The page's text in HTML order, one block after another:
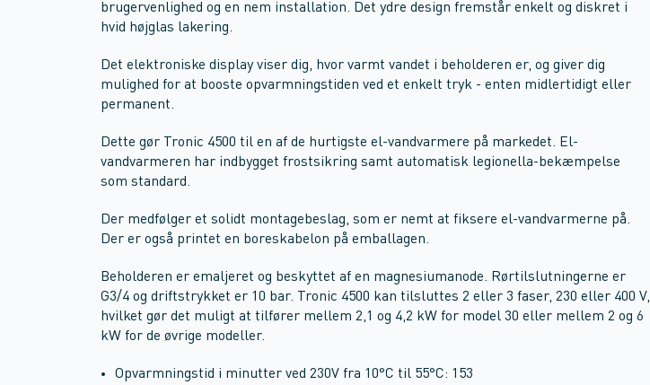
brugervenlighed og en nem installation. Det ydre design fremstår enkelt og diskret i
hvid højglas lakering.
Det elektroniske display viser dig, hvor varmt vandet i beholderen er, og giver dig
mulighed for at booste opvarmningstiden ved et enkelt tryk - enten midlertidigt eller
permanent.
Dette gør Tronic 4500 til en af de hurtigste el-vandvarmere på markedet. El-
vandvarmeren har indbygget frostsikring samt automatisk legionella-bekæmpelse
som standard.
Der medfølger et solidt montagebeslag, som er nemt at fiksere el-vandvarmerne på.
Der er også printet en boreskabelon på emballagen.
Beholderen er emaljeret og beskyttet af en magnesiumanode. Rørtilslutningerne er
G3/4 og driftstrykket er 10 bar. Tronic 4500 kan tilsluttes 2 eller 3 faser, 230 eller 400 V,
hvilket gør det muligt at tilfører mellem 2,1 og 4,2 kW for model 30 eller mellem 2 og 6
kW for de øvrige modeller.
Opvarmningstid i minutter ved 230V fra 10°C til 55°C: 153